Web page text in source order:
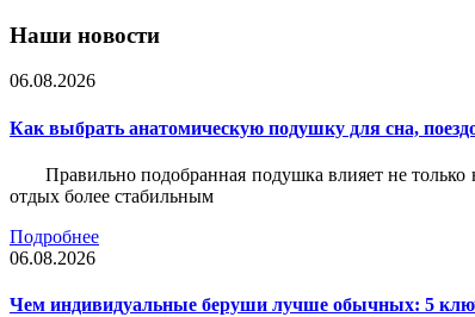
Наши новости
06.08.2026
Как выбрать анатомическую подушку для сна,
Правильно подобранная подушка влияет не
отдых более стабильным
Подробнее
06.08.2026
Чем индивидуальные беруши лучше обычных: 5